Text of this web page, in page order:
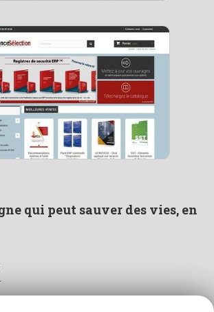
qui peut sauver des vies, en